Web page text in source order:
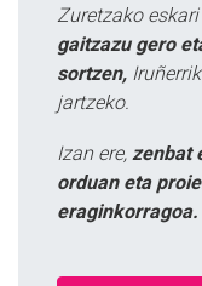
Zuretzako
gaitzazu gero
sortzen,
jartzeko.
Izan ere, zenbat
orduan eta
eraginkorragoa.